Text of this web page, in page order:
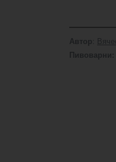
Автор
Пивоварни: